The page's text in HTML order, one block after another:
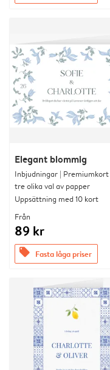
Elegant blommig
Inbjudningar | Premiumkort
tre olika val av papper
Uppsättning med 10 kort
Från
89 kr
offers Fasta låga priser